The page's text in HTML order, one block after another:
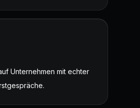
Unternehmen mit echter